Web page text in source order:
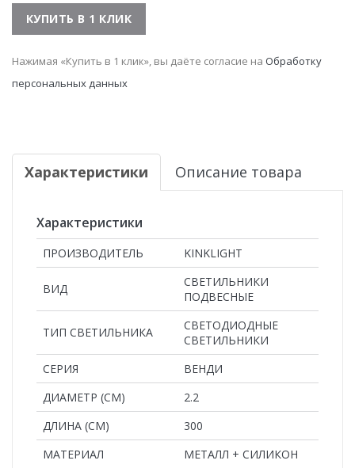
Нажимая «Купить в 1 клик», вы даёте согласие на Обработку
персональных данных
Характеристики Описание товара
Характеристики
ПРОИЗВОДИТЕЛЬ KINKLIGHT
ВИД
СВЕТИЛЬНИКИ
ПОДВЕСНЫЕ
ТИП СВЕТИЛЬНИКА
СВЕТОДИОДНЫЕ
СВЕТИЛЬНИКИ
СЕРИЯ
ВЕНДИ
ДИАМЕТР (СМ)
2.2
ДЛИНА (СМ)
300
MАТЕРИАЛ
МЕТАЛЛ + СИЛИКОН